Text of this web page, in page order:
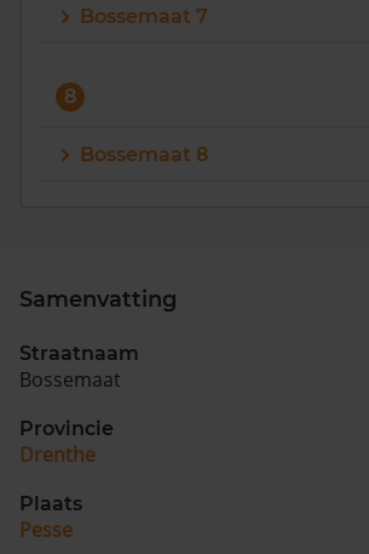
Bossemaat 7
8
Bossemaat 8
Samenvatting
Straatnaam
Bossemaat
Provincie
Drenthe
Plaats
Pesse